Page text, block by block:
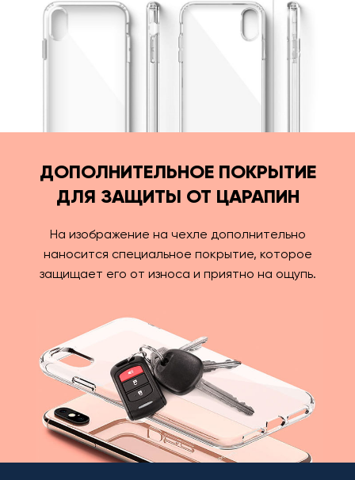
ДОПОЛНИТЕЛЬНОЕ ПОКРЫТИЕ
ДЛЯ ЗАЩИТЫ ОТ ЦАРАПИН
На изображение на чехле дополнительно
наносится специальное покрытие, которое
защищает его от износа и приятно на ощупь.